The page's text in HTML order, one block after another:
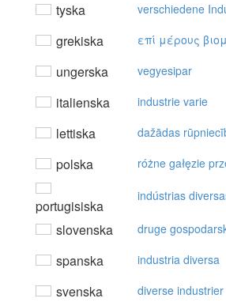
tyska verschiedene
grekiska επί μέρoυς
ungerska vegyesipar
italienska industrie varie
lettiska dažādas
polska różne gałęzie
portugisiska
indústrias
slovenska druge
spanska industria diversa
svenska diverse industrier